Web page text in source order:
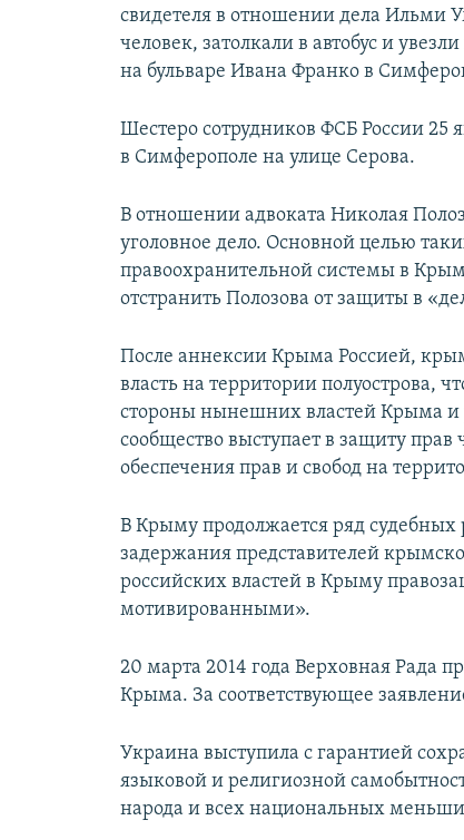
свидетеля в отношении дела Ильми
человек, затолкали в автобус и
на бульваре Ивана Франко в
Шестеро сотрудников ФСБ России 25
в Симферополе на улице Серова.
В отношении адвоката Николая
уголовное дело. Основной целью
правоохранительной системы в
отстранить Полозова от защиты в
После аннексии Крыма Россией,
власть на территории полуострова,
стороны нынешних властей Крыма и
сообщество выступает в защиту
обеспечения прав и свобод на
В Крыму продолжается ряд судебных
задержания представителей
российских властей в Крыму
мотивированными».
20 марта 2014 года Верховная Рада
Крыма. За соответствующее
Украина выступила с гарантией
языковой и религиозной
народа и всех национальных